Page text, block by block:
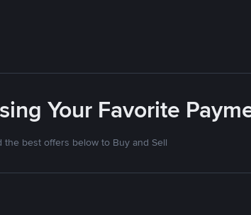
Your Favorite
the best offers below to Buy and Sell